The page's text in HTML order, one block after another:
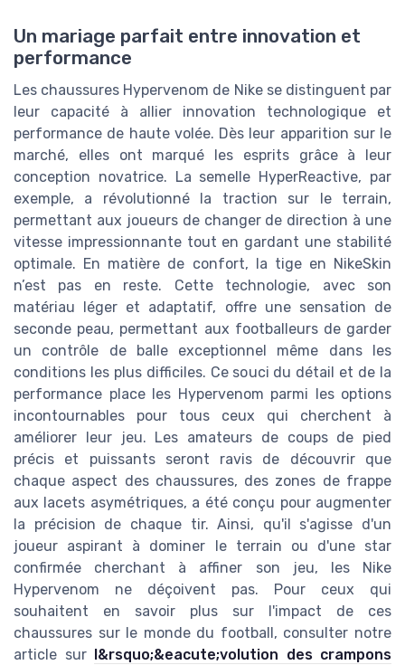
Un mariage parfait entre innovation et
performance
Les chaussures Hypervenom de Nike se distinguent par
leur capacité à allier innovation technologique et
performance de haute volée. Dès leur apparition sur le
marché, elles ont marqué les esprits grâce à leur
conception novatrice. La semelle HyperReactive, par
exemple, a révolutionné la traction sur le terrain,
permettant aux joueurs de changer de direction à une
vitesse impressionnante tout en gardant une stabilité
optimale. En matière de confort, la tige en NikeSkin
n’est pas en reste. Cette technologie, avec son
matériau léger et adaptatif, offre une sensation de
seconde peau, permettant aux footballeurs de garder
un contrôle de balle exceptionnel même dans les
conditions les plus difficiles. Ce souci du détail et de la
performance place les Hypervenom parmi les options
incontournables pour tous ceux qui cherchent à
améliorer leur jeu. Les amateurs de coups de pied
précis et puissants seront ravis de découvrir que
chaque aspect des chaussures, des zones de frappe
aux lacets asymétriques, a été conçu pour augmenter
la précision de chaque tir. Ainsi, qu'il s'agisse d'un
joueur aspirant à dominer le terrain ou d'une star
confirmée cherchant à affiner son jeu, les Nike
Hypervenom ne déçoivent pas. Pour ceux qui
souhaitent en savoir plus sur l'impact de ces
chaussures sur le monde du football, consulter notre
article sur l&rsquo;&eacute;volution des crampons